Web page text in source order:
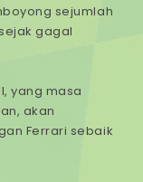
sejumlah
gagal
yang masa
akan
Ferrari sebaik